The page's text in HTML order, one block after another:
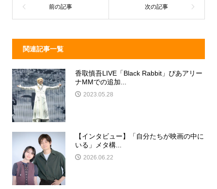
k
関連記事一覧
香取慎吾LIVE「Black Rabbit」ぴあアリー
ナMMでの追加...
2023.05.28
【インタビュー】「自分たちが映画の中に
いる」メタ構...
2026.06.22